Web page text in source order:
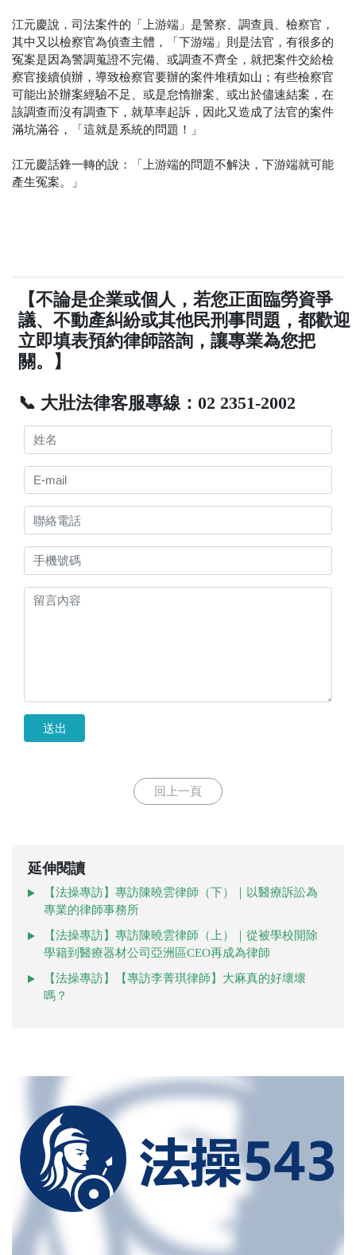
江元慶說，司法案件的「上游端」是警察、調查員、檢察官，
其中又以檢察官為偵查主體，「下游端」則是法官，有很多的
冤案是因為警調蒐證不完備、或調查不齊全，就把案件交給檢
察官接續偵辦，導致檢察官要辦的案件堆積如山；有些檢察官
可能出於辦案經驗不足、或是怠惰辦案、或出於儘速結案，在
該調查而沒有調查下，就草率起訴，因此又造成了法官的案件
滿坑滿谷，「這就是系統的問題！」
江元慶話鋒一轉的說：「上游端的問題不解決，下游端就可能
產生冤案。」
【不論是企業或個人，若您正面臨勞資爭
議、不動產糾紛或其他民刑事問題，都歡迎
立即填表預約律師諮詢，讓專業為您把
關。】
📞 大壯法律客服專線：02 2351-2002
送出
回上一頁
延伸閱讀
【法操專訪】專訪陳曉雲律師（下）｜以醫療訴訟為
專業的律師事務所
【法操專訪】專訪陳曉雲律師（上）｜從被學校開除
學籍到醫療器材公司亞洲區CEO再成為律師
【法操專訪】【專訪李菁琪律師】大麻真的好壞壞
嗎？